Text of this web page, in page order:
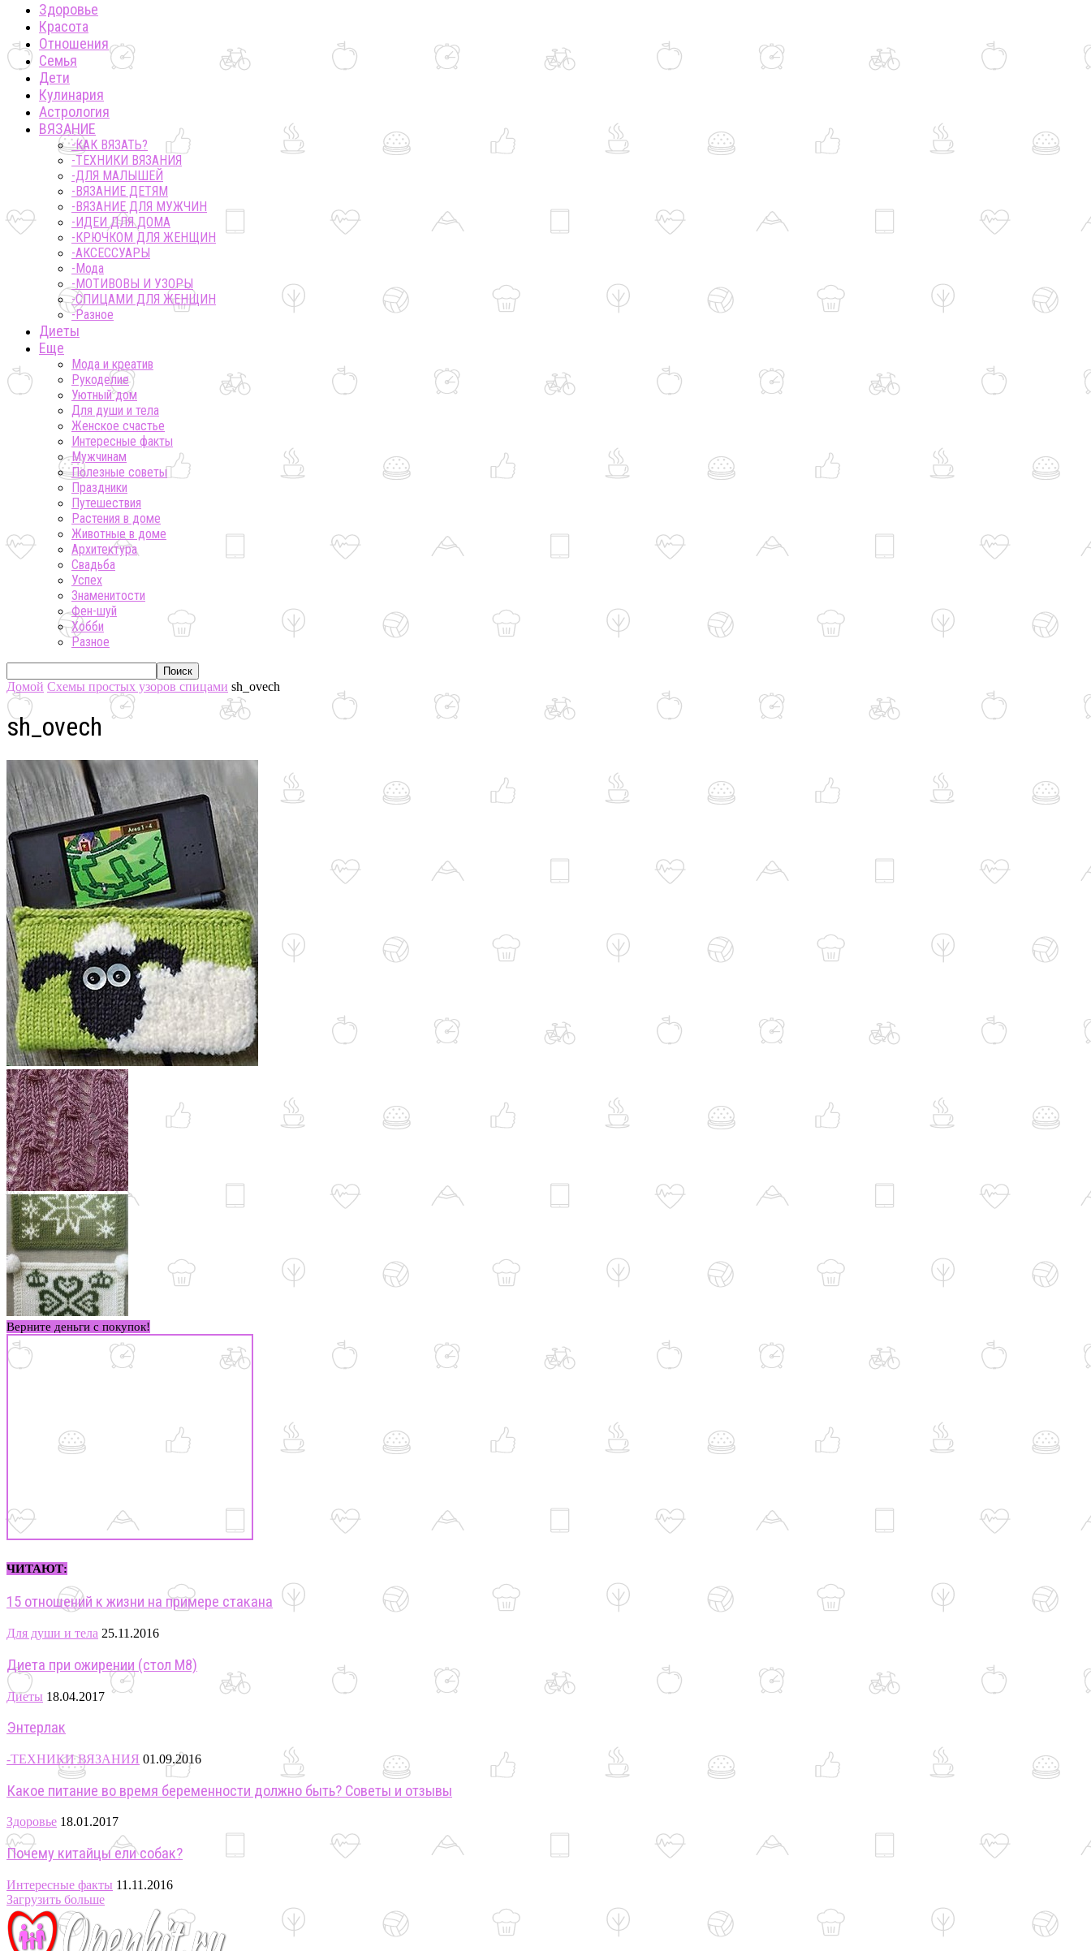
Здоровье
Красота
Отношения
Семья
Дети
Кулинария
Астрология
ВЯЗАНИЕ
-КАК ВЯЗАТЬ?
-ТЕХНИКИ ВЯЗАНИЯ
-ДЛЯ МАЛЫШЕЙ
-ВЯЗАНИЕ ДЕТЯМ
-ВЯЗАНИЕ ДЛЯ МУЖЧИН
-ИДЕИ ДЛЯ ДОМА
-КРЮЧКОМ ДЛЯ ЖЕНЩИН
-AКСЕССУАРЫ
-Мода
-МОТИВОВЫ И УЗОРЫ
-СПИЦАМИ ДЛЯ ЖЕНЩИН
-Разное
Диеты
Еще
Мода и креатив
Рукоделие
Уютный дом
Для души и тела
Женское счастье
Интересные факты
Мужчинам
Полезные советы
Праздники
Путешествия
Растения в доме
Животные в доме
Архитектура
Свадьба
Успех
Знаменитости
Фен-шуй
Хобби
Разное
Домой Схемы простых узоров спицами sh_ovech
sh_ovech
Верните деньги с покупок!
ЧИТАЮТ:
15 отношений к жизни на примере стакана
Для души и тела 25.11.2016
Диета при ожирении (стол М8)
Диеты 18.04.2017
Энтерлак
-ТЕХНИКИ ВЯЗАНИЯ 01.09.2016
Какое питание во время беременности должно быть? Советы и отзывы
Здоровье 18.01.2017
Почему китайцы ели собак?
Интересные факты 11.11.2016
Загрузить больше